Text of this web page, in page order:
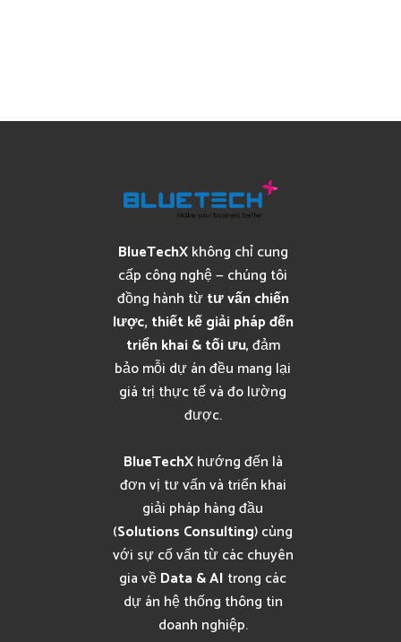
BlueTechXkhông chỉ cung
cấp công nghệ — chúng tôi
đồng hành từtư vấn chiến
lược, thiết kế giải pháp đến
triển khai & tối ưu, đảm
bảo mỗi dự án đều mang lại
giá trị thực tế và đo lường
được.
BlueTechXhướng đến là
đơn vị tư vấn và triển khai
giải pháp hàng đầu
(Solutions Consulting) cùng
với sự cố vấn từ các chuyên
gia vềData & AI trong các
dự án hệ thống thông tin
doanh nghiệp.